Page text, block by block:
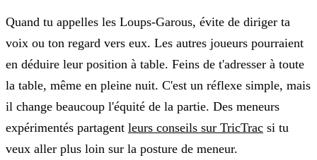
Quand tu appelles les Loups-Garous, évite de diriger ta
voix ou ton regard vers eux. Les autres joueurs pourraient
en déduire leur position à table. Feins de t'adresser à toute
la table, même en pleine nuit. C'est un réflexe simple, mais
il change beaucoup l'équité de la partie. Des meneurs
expérimentés partagent leurs conseils sur TricTrac si tu
veux aller plus loin sur la posture de meneur.